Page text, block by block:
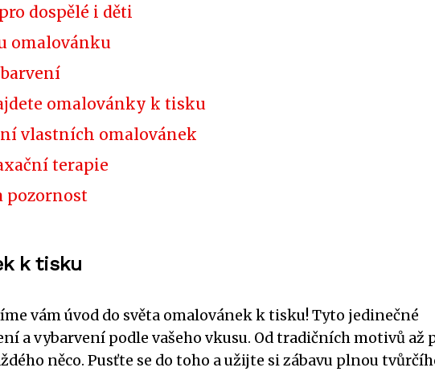
dospělé i děti
omalovánku
omalovánky k tisku
vlastních omalovánek
terapie
pozornost
k tisku
vám úvod do světa omalovánek k tisku! Tyto jedinečné
a vybarvení podle vašeho vkusu. Od tradičních motivů až
něco. Pusťte se do toho a užijte si zábavu plnou